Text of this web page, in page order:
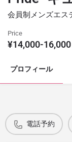
会員制メンズエス
Price
¥14,000-16,000
プロフィール
電話予約